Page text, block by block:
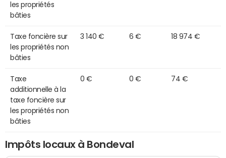
les propriétés
bâties
Taxe foncière sur
les propriétés non
bâties
3 140 € 6 € 18 974 €
Taxe
additionnelle à la
taxe foncière sur
les propriétés non
bâties
0 € 0 € 74 €
Impôts locaux à Bondeval